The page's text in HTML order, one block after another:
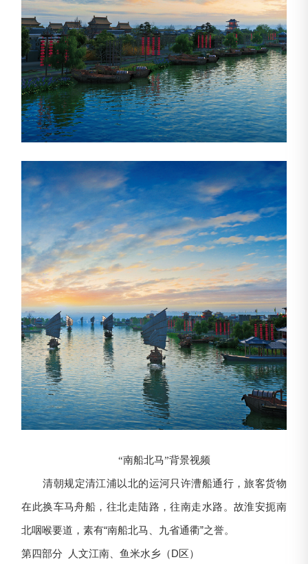
“南船北马”背景视频
清朝规定清江浦以北的运河只许漕船通行，旅客货物
在此换车马舟船，往北走陆路，往南走水路。故淮安扼南
北咽喉要道，素有“南船北马、九省通衢”之誉。
第四部分 人文江南、鱼米水乡（D区）